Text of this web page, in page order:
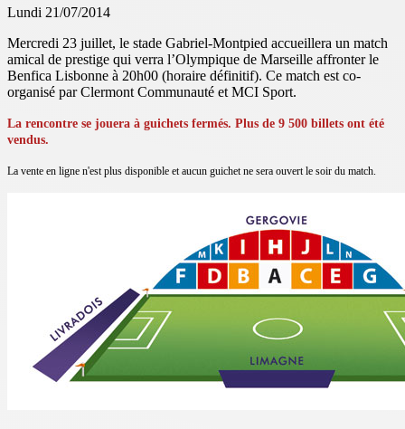
Lundi 21/07/2014
Mercredi 23 juillet, le stade Gabriel-Montpied accueillera un match
amical de prestige qui verra l’Olympique de Marseille affronter le
Benfica Lisbonne à 20h00 (horaire définitif). Ce match est co-
organisé par Clermont Communauté et MCI Sport.
La rencontre se jouera à guichets fermés. Plus de 9 500 billets ont été
vendus.
La vente en ligne n'est plus disponible et aucun guichet ne sera ouvert le soir du match.